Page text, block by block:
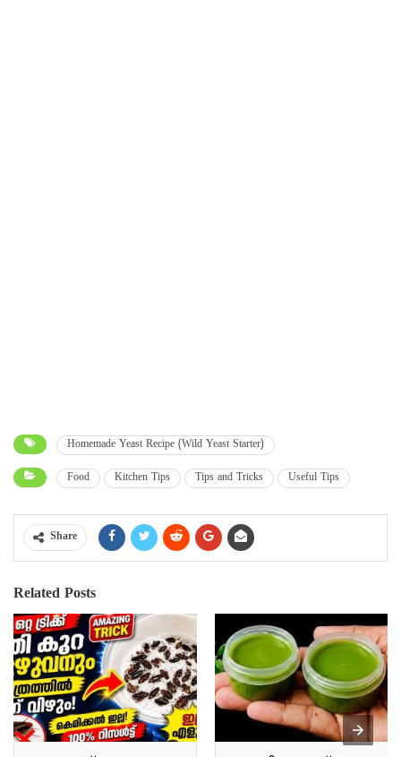
Homemade Yeast Recipe (Wild Yeast Starter)
Food Kitchen Tips Tips and Tricks Useful Tips
Share
Related Posts